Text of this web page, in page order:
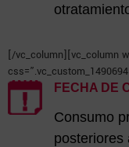
[/vc_column][vc_column
FECHA DE
Consumo
posteriores